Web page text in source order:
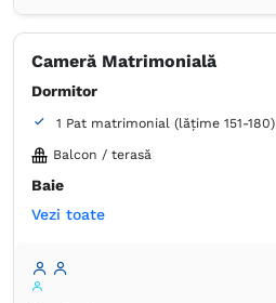
Hârtie igienică
Prosoape
Cameră Matrimonială
Dormitor
1 Pat matrimonial (lățime 151-180)
Balcon / terasă
Baie
Proprie -
Articole de toaletă gratuite
Vezi toate